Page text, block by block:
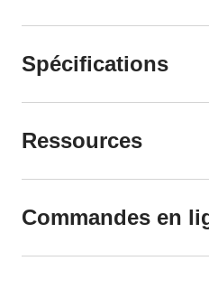
Spécifications
Ressources
Commandes en